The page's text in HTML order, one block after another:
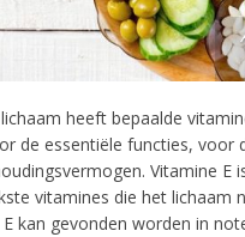
heeft bepaalde
de essentiële functies, voor
Vitamine E
vitamines die het lichaam
kan gevonden worden in